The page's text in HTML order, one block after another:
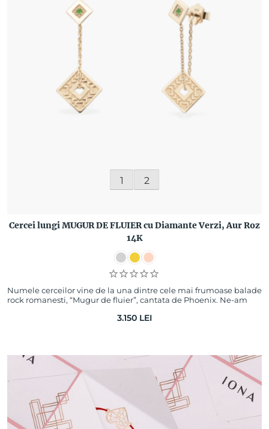
1 2
Cercei lungi MUGUR DE FLUIER cu Diamante Verzi, Aur Roz
14K
Numele cerceilor vine de la una dintre cele mai frumoase balade
rock romanesti, “Mugur de fluier”, cantata de Phoenix. Ne-am
3.150 LEI